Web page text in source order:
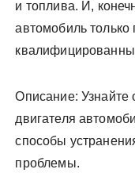
и топлива. И,
автомобиль
Описание: Узнайте
двигателя
способы
проблемы.